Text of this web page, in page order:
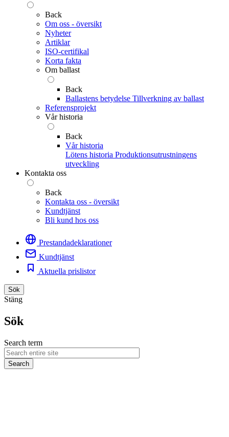
Back
Om oss - översikt
Nyheter
Artiklar
ISO-certifikal
Korta fakta
Om ballast
Back
Ballastens betydelse Tillverkning av ballast
Referensprojekt
Vår historia
Back
Vår historia
Lötens historia Produktionsutrustningens
utveckling
Kontakta oss
Back
Kontakta oss - översikt
Kundtjänst
Bli kund hos oss
Prestandadeklarationer
Kundtjänst
Aktuella prislistor
Sök
Stäng
Sök
Search term